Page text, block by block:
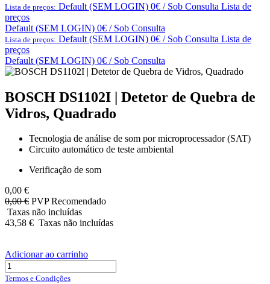
Lista de preços: Default (SEM LOGIN) 0€ / Sob Consulta Lista de
preços
Default (SEM LOGIN) 0€ / Sob Consulta
Lista de preços: Default (SEM LOGIN) 0€ / Sob Consulta Lista de
preços
Default (SEM LOGIN) 0€ / Sob Consulta
BOSCH DS1102I | Detetor de Quebra de
Vidros, Quadrado
Tecnologia de análise de som por microprocessador (SAT)
Circuito automático de teste ambiental
Verificação de som
0,00 €
0,00€ PVP Recomendado
Taxas não incluídas
43,58 € Taxas não incluídas
Adicionar ao carrinho
Termos e Condições